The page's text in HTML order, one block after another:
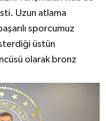
Uzun atlama
sporcumuz
üstün
olarak bronz